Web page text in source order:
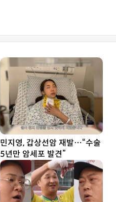
민지영, 갑상선암 재발…“수술
5년만 암세포 발견”